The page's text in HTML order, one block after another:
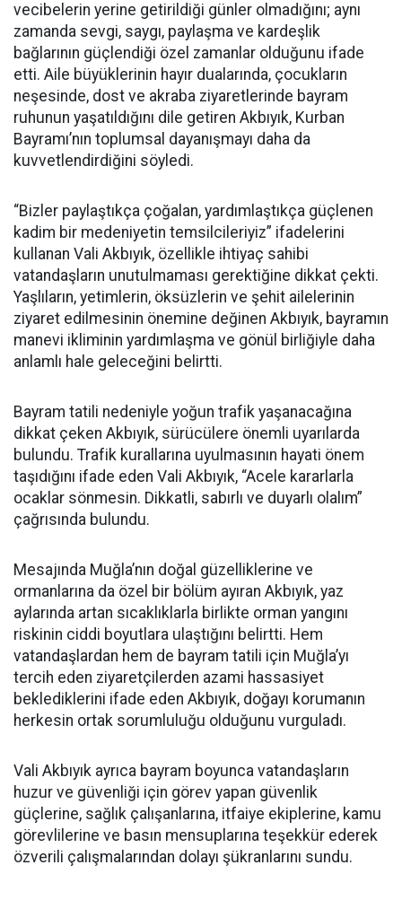
vecibelerin yerine getirildiği günler olmadığını; aynı
zamanda sevgi, saygı, paylaşma ve kardeşlik
bağlarının güçlendiği özel zamanlar olduğunu ifade
etti. Aile büyüklerinin hayır dualarında, çocukların
neşesinde, dost ve akraba ziyaretlerinde bayram
ruhunun yaşatıldığını dile getiren Akbıyık, Kurban
Bayramı’nın toplumsal dayanışmayı daha da
kuvvetlendirdiğini söyledi.
“Bizler paylaştıkça çoğalan, yardımlaştıkça güçlenen
kadim bir medeniyetin temsilcileriyiz” ifadelerini
kullanan Vali Akbıyık, özellikle ihtiyaç sahibi
vatandaşların unutulmaması gerektiğine dikkat çekti.
Yaşlıların, yetimlerin, öksüzlerin ve şehit ailelerinin
ziyaret edilmesinin önemine değinen Akbıyık, bayramın
manevi ikliminin yardımlaşma ve gönül birliğiyle daha
anlamlı hale geleceğini belirtti.
Bayram tatili nedeniyle yoğun trafik yaşanacağına
dikkat çeken Akbıyık, sürücülere önemli uyarılarda
bulundu. Trafik kurallarına uyulmasının hayati önem
taşıdığını ifade eden Vali Akbıyık, “Acele kararlarla
ocaklar sönmesin. Dikkatli, sabırlı ve duyarlı olalım”
çağrısında bulundu.
Mesajında Muğla’nın doğal güzelliklerine ve
ormanlarına da özel bir bölüm ayıran Akbıyık, yaz
aylarında artan sıcaklıklarla birlikte orman yangını
riskinin ciddi boyutlara ulaştığını belirtti. Hem
vatandaşlardan hem de bayram tatili için Muğla’yı
tercih eden ziyaretçilerden azami hassasiyet
beklediklerini ifade eden Akbıyık, doğayı korumanın
herkesin ortak sorumluluğu olduğunu vurguladı.
Vali Akbıyık ayrıca bayram boyunca vatandaşların
huzur ve güvenliği için görev yapan güvenlik
güçlerine, sağlık çalışanlarına, itfaiye ekiplerine, kamu
görevlilerine ve basın mensuplarına teşekkür ederek
özverili çalışmalarından dolayı şükranlarını sundu.